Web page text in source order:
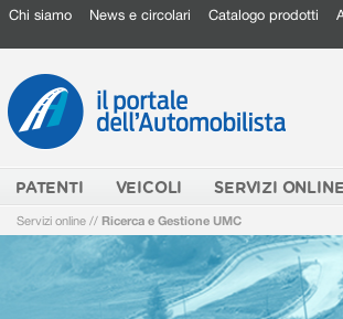
Chi siamo News e circolari Catalogo prodotti
PATENTI VEICOLI SERVIZI ONLINE
Servizi online // Ricerca e Gestione UMC